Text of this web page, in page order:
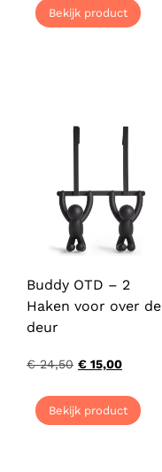
Bekijk product
Buddy OTD – 2
Haken voor over de
deur
€24,50 € 15,00
Bekijk product